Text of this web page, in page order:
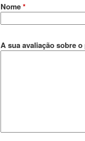
Nome*
A sua avaliação sobre